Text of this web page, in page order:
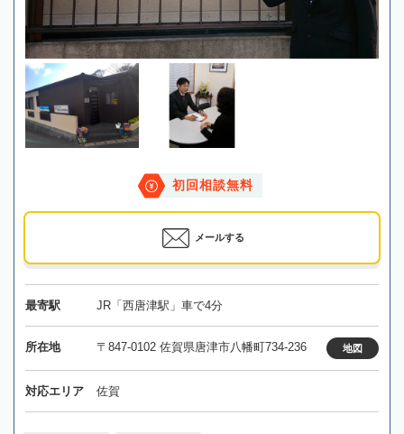
初回相談無料
メールする
最寄駅 JR「西唐津駅」車で4分
所在地 〒847-0102 佐賀県唐津市八幡町734-236 地図
対応エリア 佐賀